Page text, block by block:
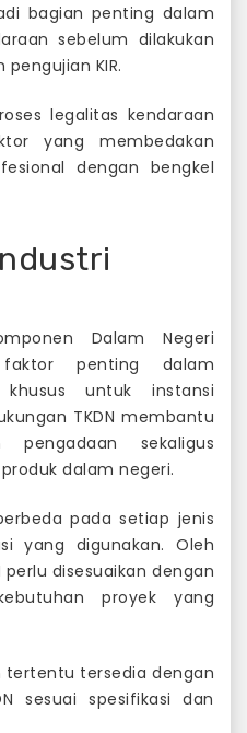
bagian penting dalam
sebelum dilakukan
KIR.
legalitas kendaraan
yang membedakan
dengan bengkel
Dalam Negeri
penting dalam
khusus untuk instansi
TKDN membantu
pengadaan sekaligus
dalam negeri.
pada setiap jenis
yang digunakan. Oleh
disesuaikan dengan
proyek yang
tertentu tersedia dengan
sesuai spesifikasi dan